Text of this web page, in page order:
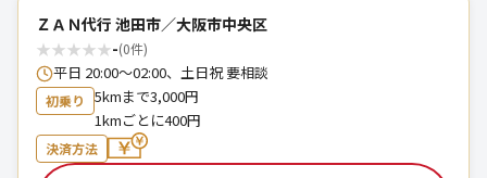
ＺＡＮ代行 池田市／大阪市中央区
★★★★★-(0件)
平日 20:00〜02:00、土日祝 要相談
初乗り
5kmまで3,000円
1kmごとに400円
決済方法